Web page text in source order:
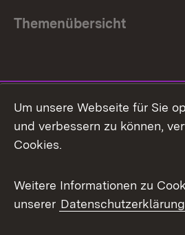
Themenübersicht
Facebook
X / Twitter
Youtube
Um unsere Webseite für Sie
und verbessern zu können,
Cookies.
Weitere Informationen zu
unserer Datenschutzerklärung